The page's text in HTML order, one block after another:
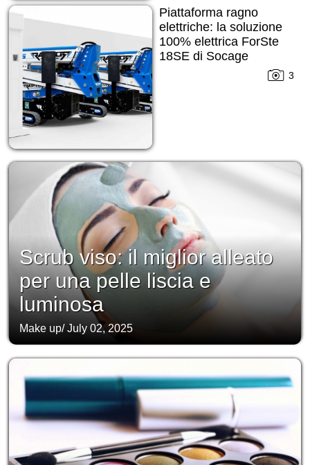
Piattaforma ragno
elettriche: la soluzione
100% elettrica ForSte
18SE di Socage
3
Scrub viso: il miglior alleato
per una pelle liscia e
luminosa
Make up/July 02, 2025